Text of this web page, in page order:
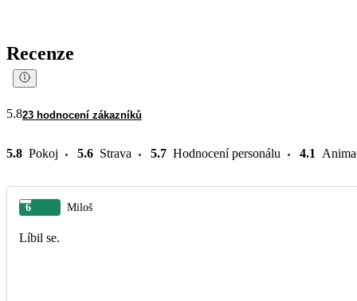
Recenze
5.823 hodnocení zákazníků
5.8 Pokoj 5.6 Strava 5.7 Hodnocení personálu 4.1
6 Miloš
Líbil se.